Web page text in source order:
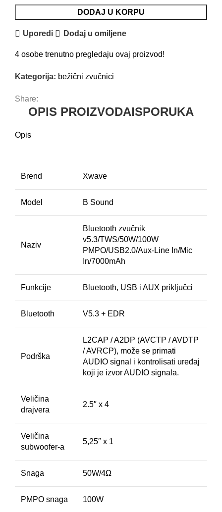
DODAJ U KORPU
Uporedi Dodaj u omiljene
4 osobe trenutno pregledaju ovaj proizvod!
Kategorija: bežični zvučnici
Share:
OPIS PROIZVODAISPORUKA
Opis
Brend Xwave
Model B Sound
Naziv
Bluetooth zvučnik
v5.3/TWS/50W/100W
PMPO/USB2.0/Aux-Line In/Mic
In/7000mAh
Funkcije Bluetooth, USB i AUX priključci
Bluetooth V5.3 + EDR
Podrška
L2CAP / A2DP (AVCTP / AVDTP
/ AVRCP), može se primati
AUDIO signal i kontrolisati uređaj
koji je izvor AUDIO signala.
Veličina
drajvera
2.5″ x 4
Veličina
subwoofer-a
5,25″ x 1
Snaga 50W/4Ω
PMPO snaga 100W